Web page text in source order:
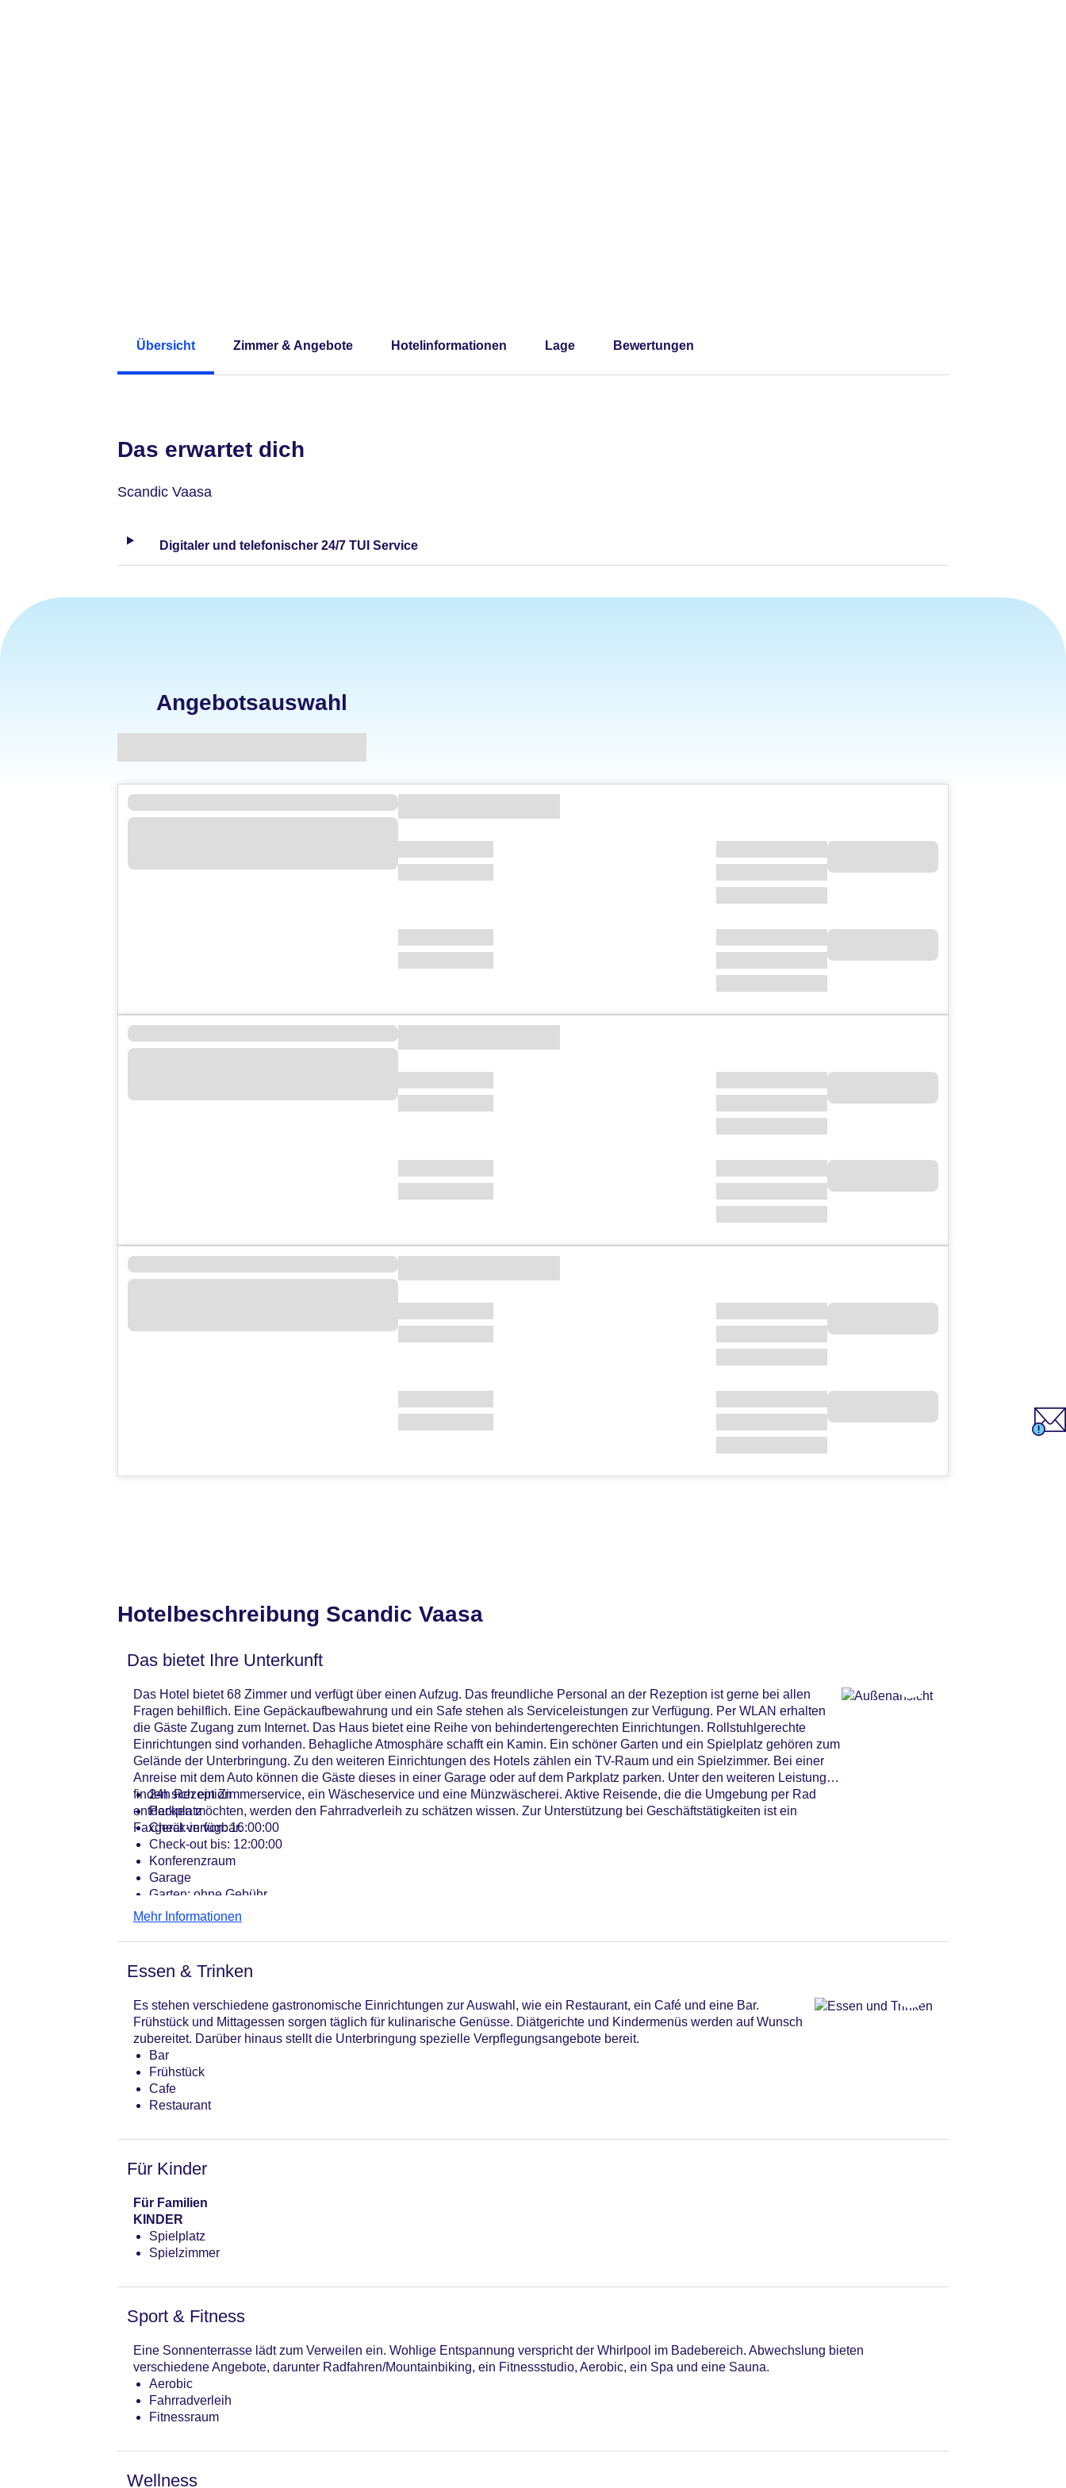
Übersicht Zimmer & Angebote Hotelinformationen Lage Bewertungen
Das erwartet dich
Scandic Vaasa
Digitaler und telefonischer 24/7 TUI Service
Angebotsauswahl
Hotelbeschreibung Scandic Vaasa
Das bietet Ihre Unterkunft
Das Hotel bietet 68 Zimmer und verfügt über einen Aufzug. Das freundliche Personal an der Rezeption ist gerne bei allen
Fragen behilflich. Eine Gepäckaufbewahrung und ein Safe stehen als Serviceleistungen zur Verfügung. Per WLAN erhalten
die Gäste Zugang zum Internet. Das Haus bietet eine Reihe von behindertengerechten Einrichtungen. Rollstuhlgerechte
Einrichtungen sind vorhanden. Behagliche Atmosphäre schafft ein Kamin. Ein schöner Garten und ein Spielplatz gehören zum
Gelände der Unterbringung. Zu den weiteren Einrichtungen des Hotels zählen ein TV-Raum und ein Spielzimmer. Bei einer
Anreise mit dem Auto können die Gäste dieses in einer Garage oder auf dem Parkplatz parken. Unter den weiteren Leistungen
finden sich ein Zimmerservice, ein Wäscheservice und eine Münzwäscherei. Aktive Reisende, die die Umgebung per Rad
entdecken möchten, werden den Fahrradverleih zu schätzen wissen. Zur Unterstützung bei Geschäftstätigkeiten ist ein
Faxgerät verfügbar.
24h Rezeption
Parkplatz
Check-in von: 16:00:00
Check-out bis: 12:00:00
Konferenzraum
Garage
Garten: ohne Gebühr
Hotelsafe
Lift
Haustiere
Sonnenterrasse
Gesamtanzahl der Zimmer: 68
Landeskategorie: 3 Sterne
Mehr Informationen
Essen & Trinken
Es stehen verschiedene gastronomische Einrichtungen zur Auswahl, wie ein Restaurant, ein Café und eine Bar.
Frühstück und Mittagessen sorgen täglich für kulinarische Genüsse. Diätgerichte und Kindermenüs werden auf Wunsch
zubereitet. Darüber hinaus stellt die Unterbringung spezielle Verpflegungsangebote bereit.
Bar
Frühstück
Cafe
Restaurant
Für Kinder
Für Familien
KINDER
Spielplatz
Spielzimmer
Sport & Fitness
Eine Sonnenterrasse lädt zum Verweilen ein. Wohlige Entspannung verspricht der Whirlpool im Badebereich. Abwechslung bieten
verschiedene Angebote, darunter Radfahren/Mountainbiking, ein Fitnessstudio, Aerobic, ein Spa und eine Sauna.
Aerobic
Fahrradverleih
Fitnessraum
Wellness